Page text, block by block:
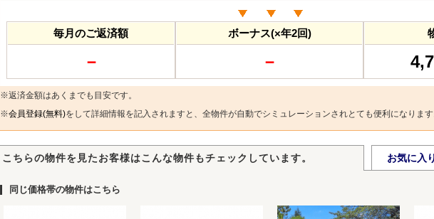
毎月のご返済額
－
ボーナス(×年2回)
－
※返済金額はあくまでも目安です。
※会員登録(無料)をして詳細情報を記入されますと、全物件が自動でシミュレーションされとても便利になります
こちらの物件を見たお客様はこんな物件もチェックしています。 お気に入
同じ価格帯の物件はこちら